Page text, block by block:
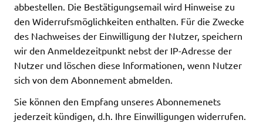
abbestellen. Die Bestätigungsemail wird Hinweise zu
den Widerrufsmöglichkeiten enthalten. Für die Zwecke
des Nachweises der Einwilligung der Nutzer, speichern
wir den Anmeldezeitpunkt nebst der IP-Adresse der
Nutzer und löschen diese Informationen, wenn Nutzer
sich von dem Abonnement abmelden.
Sie können den Empfang unseres Abonnemenets
jederzeit kündigen, d.h. Ihre Einwilligungen widerrufen.